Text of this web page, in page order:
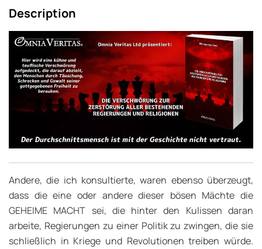
Description
Andere, die ich konsultierte, waren ebenso überzeugt,
dass die eine oder andere dieser bösen Mächte die
GEHEIME MACHT sei, die hinter den Kulissen daran
arbeite, Regierungen zu einer Politik zu zwingen, die sie
schließlich in Kriege und Revolutionen treiben würde.